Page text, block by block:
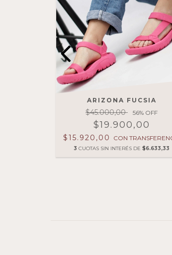
ARIZONA FUCSIA
$45.000,00 56% OFF
$19.900,00
$15.920,00 CON
3 CUOTAS SIN INTERÉS DE $6.633,33